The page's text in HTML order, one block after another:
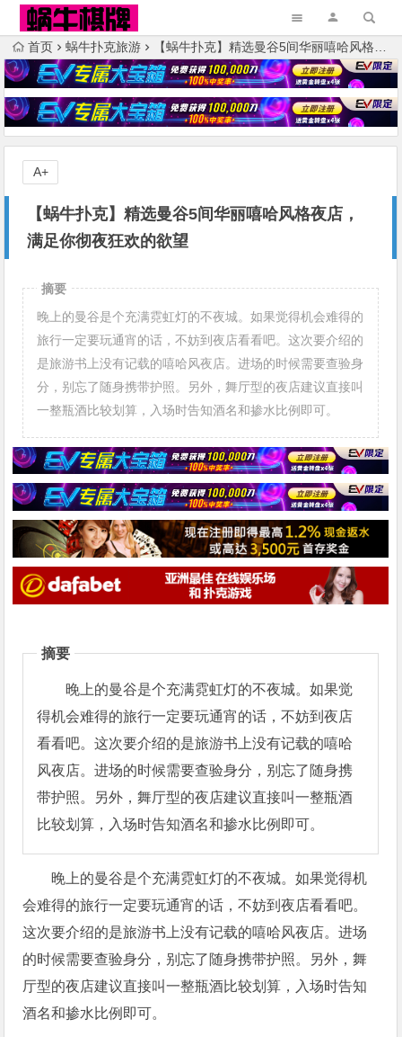
首页 蜗牛扑克旅游 【蜗牛扑克】精选曼谷5间华丽嘻哈风格夜店，满足你彻夜狂欢的欲望
【蜗牛扑克】精选曼谷5间华丽嘻哈风格夜店，
满足你彻夜狂欢的欲望
A+
摘要
晚上的曼谷是个充满霓虹灯的不夜城。如果觉得机会难得的
旅行一定要玩通宵的话，不妨到夜店看看吧。这次要介绍的
是旅游书上没有记载的嘻哈风夜店。进场的时候需要查验身
分，别忘了随身携带护照。另外，舞厅型的夜店建议直接叫
一整瓶酒比较划算，入场时告知酒名和掺水比例即可。
摘要
晚上的曼谷是个充满霓虹灯的不夜城。如果觉
得机会难得的旅行一定要玩通宵的话，不妨到夜店
看看吧。这次要介绍的是旅游书上没有记载的嘻哈
风夜店。进场的时候需要查验身分，别忘了随身携
带护照。另外，舞厅型的夜店建议直接叫一整瓶酒
比较划算，入场时告知酒名和掺水比例即可。
晚上的曼谷是个充满霓虹灯的不夜城。如果觉得机
会难得的旅行一定要玩通宵的话，不妨到夜店看看吧。
这次要介绍的是旅游书上没有记载的嘻哈风夜店。进场
的时候需要查验身分，别忘了随身携带护照。另外，舞
厅型的夜店建议直接叫一整瓶酒比较划算，入场时告知
酒名和掺水比例即可。